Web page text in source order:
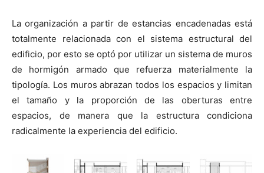
La organización a partir de estancias encadenadas está
totalmente relacionada con el sistema estructural del
edificio, por esto se optó por utilizar un sistema de muros
de hormigón armado que refuerza materialmente la
tipología. Los muros abrazan todos los espacios y limitan
el tamaño y la proporción de las oberturas entre
espacios, de manera que la estructura condiciona
radicalmente la experiencia del edificio.